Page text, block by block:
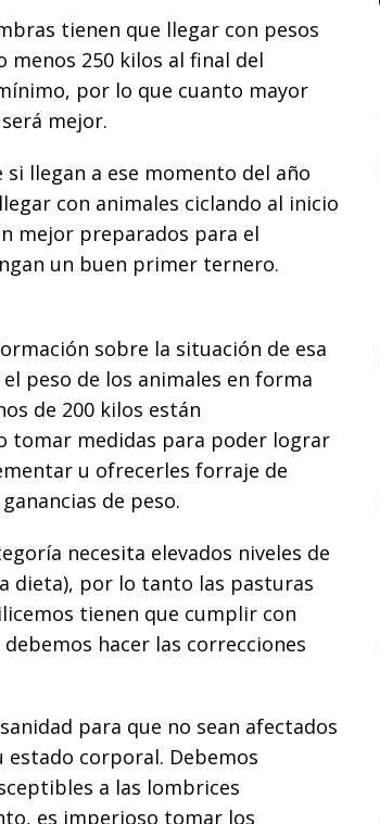
tienen que llegar con pesos
250 kilos al final del
por lo que cuanto mayor
mejor.
llegan a ese momento del año
con animales ciclando al inicio
mejor preparados para el
un buen primer ternero.
sobre la situación de esa
peso de los animales en forma
de 200 kilos están
tomar medidas para poder lograr
u ofrecerles forraje de
de peso.
necesita elevados niveles de
dieta), por lo tanto las pasturas
tienen que cumplir con
hacer las correcciones
para que no sean afectados
corporal. Debemos
a las lombrices
es imperioso tomar los